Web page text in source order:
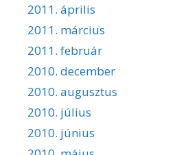
2011. április
2011. március
2011. február
2010. december
2010. augusztus
2010. július
2010. június